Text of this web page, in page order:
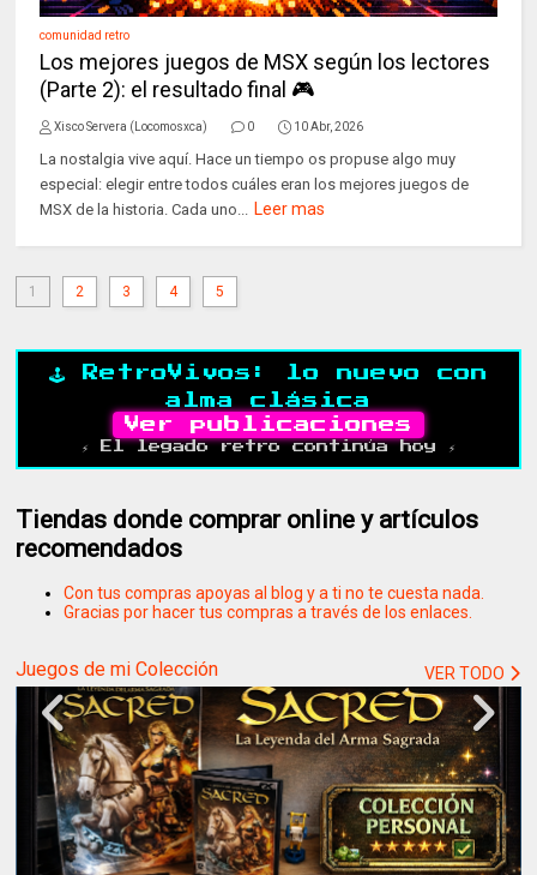
comunidad retro
Los mejores juegos de MSX según los lectores
(Parte 2): el resultado final 🎮
Xisco Servera (Locomosxca) 0 10 Abr, 2026
La nostalgia vive aquí. Hace un tiempo os propuse algo muy
especial: elegir entre todos cuáles eran los mejores juegos de
MSX de la historia. Cada uno...
Leer mas
1 2 3 4 5
🕹️ RetroVivos: lo nuevo con
alma clásica
Ver publicaciones
⚡ El legado retro continúa hoy ⚡
Tiendas donde comprar online y artículos
recomendados
Con tus compras apoyas al blog y a ti no te cuesta nada.
Gracias por hacer tus compras a través de los enlaces.
Juegos de mi Colección VER TODO